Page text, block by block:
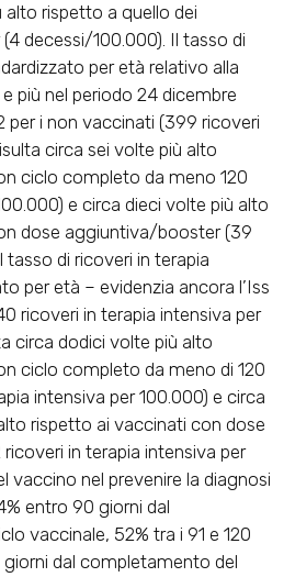
rispetto a quello dei
decessi/100.000). Il tasso di
per età relativo alla
più nel periodo 24 dicembre
per i non vaccinati (399 ricoveri
circa sei volte più alto
ciclo completo da meno 120
e circa dieci volte più alto
dose aggiuntiva/booster (39
tasso di ricoveri in terapia
per età – evidenzia ancora l’Iss
ricoveri in terapia intensiva per
circa dodici volte più alto
ciclo completo da meno di 120
intensiva per 100.000) e circa
rispetto ai vaccinati con dose
in terapia intensiva per
vaccino nel prevenire la diagnosi
entro 90 giorni dal
vaccinale, 52% tra i 91 e 120
giorni dal completamento del